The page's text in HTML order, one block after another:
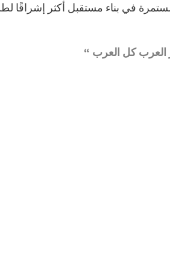
في بناء مستقبل أكثر إشراقًا
العرب كل العرب “